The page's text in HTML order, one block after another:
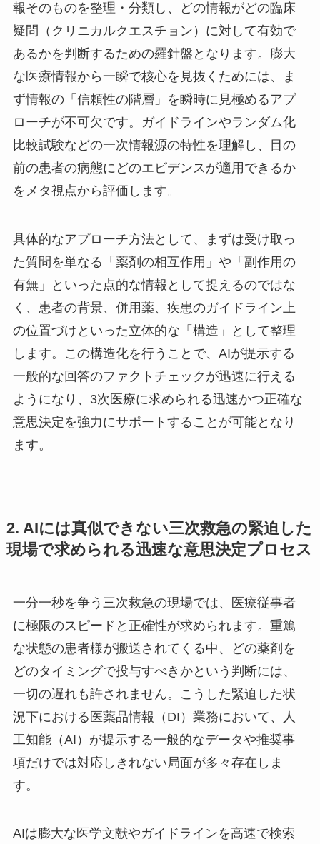
報そのものを整理・分類し、どの情報がどの臨床
疑問（クリニカルクエスチョン）に対して有効で
あるかを判断するための羅針盤となります。膨大
な医療情報から一瞬で核心を見抜くためには、ま
ず情報の「信頼性の階層」を瞬時に見極めるアプ
ローチが不可欠です。ガイドラインやランダム化
比較試験などの一次情報源の特性を理解し、目の
前の患者の病態にどのエビデンスが適用できるか
をメタ視点から評価します。
具体的なアプローチ方法として、まずは受け取っ
た質問を単なる「薬剤の相互作用」や「副作用の
有無」といった点的な情報として捉えるのではな
く、患者の背景、併用薬、疾患のガイドライン上
の位置づけといった立体的な「構造」として整理
します。この構造化を行うことで、AIが提示する
一般的な回答のファクトチェックが迅速に行える
ようになり、3次医療に求められる迅速かつ正確な
意思決定を強力にサポートすることが可能となり
ます。
2. AIには真似できない三次救急の緊迫した
現場で求められる迅速な意思決定プロセス
一分一秒を争う三次救急の現場では、医療従事者
に極限のスピードと正確性が求められます。重篤
な状態の患者様が搬送されてくる中、どの薬剤を
どのタイミングで投与すべきかという判断には、
一切の遅れも許されません。こうした緊迫した状
況下における医薬品情報（DI）業務において、人
工知能（AI）が提示する一般的なデータや推奨事
項だけでは対応しきれない局面が多々存在しま
す。
AIは膨大な医学文献やガイドラインを高速で検索